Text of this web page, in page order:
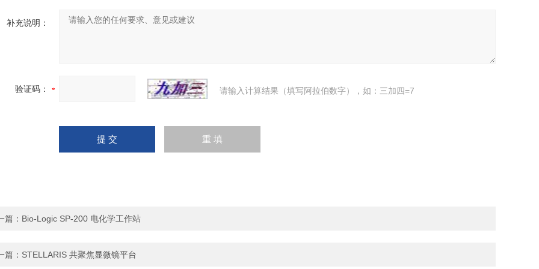
补充说明：
验证码： 请输入计算结果（填写阿拉伯数字），如：三加四=7
篇： Bio-Logic SP-200 电化学工作站
篇： STELLARIS 共聚焦显微镜平台